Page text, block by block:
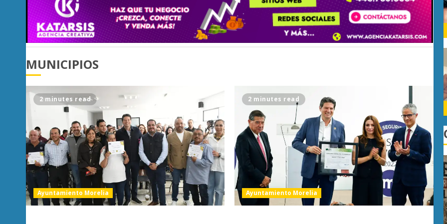
MUNICIPIOS
2 minutes read
Ayuntamiento Morelia
2 minutes read
Ayuntamiento Morelia